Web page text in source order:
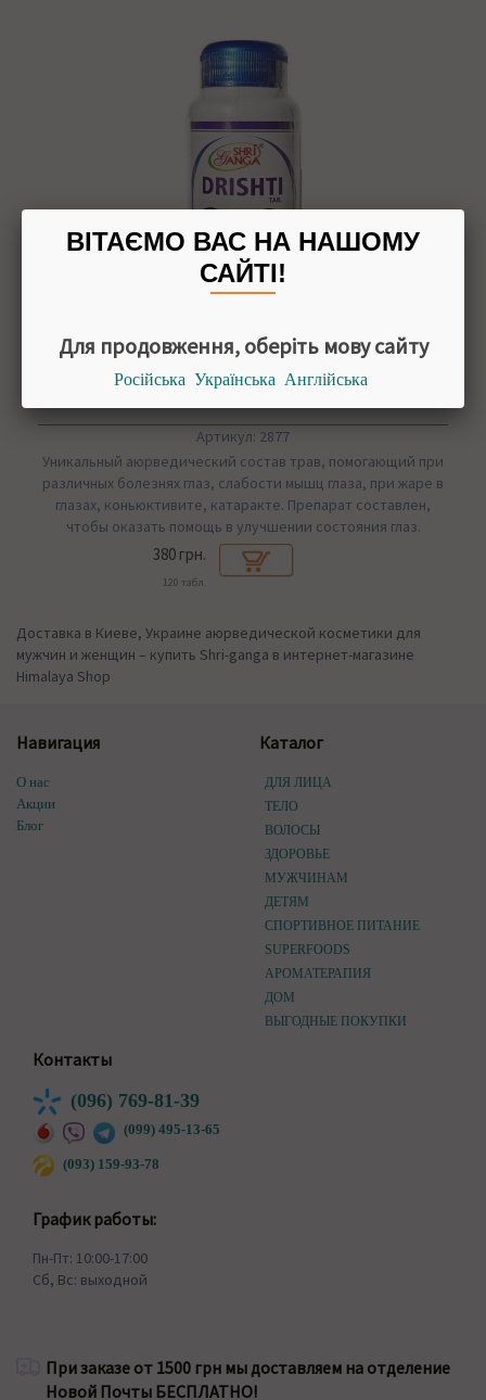
ДРИШТИ (DRISHTI), SHRI GANGA
Артикул: 2877
Уникальный аюрведический состав трав, помогающий при
различных болезнях глаз, слабости мышц глаза, при жаре в
глазах, коньюктивите, катаракте. Препарат составлен,
чтобы оказать помощь в улучшении состояния глаз.
380 грн.
120 табл.
Доставка в Киеве, Украине аюрведической косметики для
мужчин и женщин – купить Shri-ganga в интернет-магазине
Himalaya Shop
Навигация
О нас
Акции
Блог
Каталог
ДЛЯ ЛИЦА
ТЕЛО
ВОЛОСЫ
ЗДОРОВЬЕ
МУЖЧИНАМ
ДЕТЯМ
СПОРТИВНОЕ ПИТАНИЕ
SUPERFOODS
АРОМАТЕРАПИЯ
ДОМ
ВЫГОДНЫЕ ПОКУПКИ
Контакты
(096) 769-81-39
(099) 495-13-65
(093) 159-93-78
График работы:
Пн-Пт: 10:00-17:00
Сб, Вс: выходной
При заказе от 1500 грн мы доставляем на отделение
Новой Почты БЕСПЛАТНО!
ВІТАЄМО ВАС НА НАШОМУ
САЙТІ!
Для продовження, оберіть мову сайту
Російська Українська Англійська